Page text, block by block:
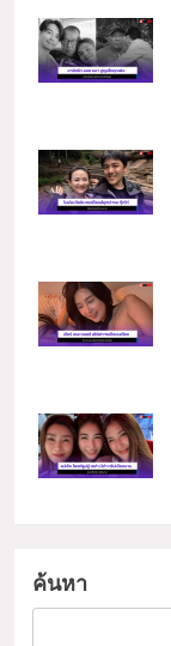
ค้นหา